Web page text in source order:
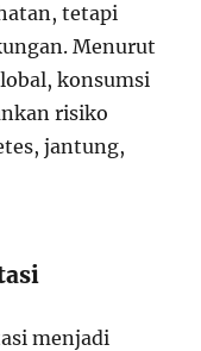
tetapi
Menurut
konsumsi
risiko
jantung,
menjadi